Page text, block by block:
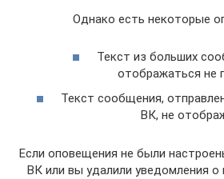
Однако есть некоторые
Текст из больших
отображаться не
Текст сообщения,
ВК, не
Если оповещения не были
ВК или вы удалили уведомления